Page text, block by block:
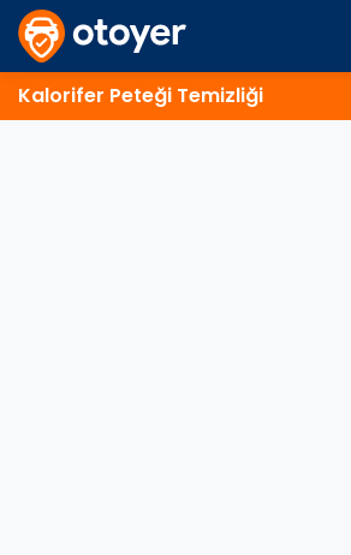
Kalorifer Peteği Temizliği